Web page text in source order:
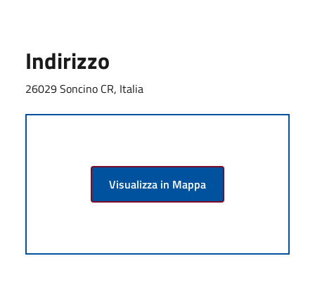
Indirizzo
26029 Soncino CR, Italia
Visualizza in Mappa